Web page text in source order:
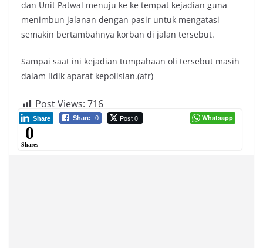
dan Unit Patwal menuju ke ke tempat kejadian guna
menimbun jalanan dengan pasir untuk mengatasi
semakin bertambahnya korban di jalan tersebut.
Sampai saat ini kejadian tumpahaan oli tersebut masih
dalam lidik aparat kepolisian.(afr)
Post Views: 716
Share 0 Post 0
Share Whatsapp
0
Shares